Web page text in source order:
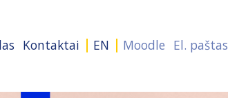
Kontaktai EN Moodle El. paštas